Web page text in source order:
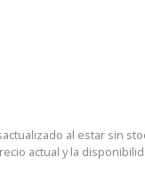
al estar sin
actual y la